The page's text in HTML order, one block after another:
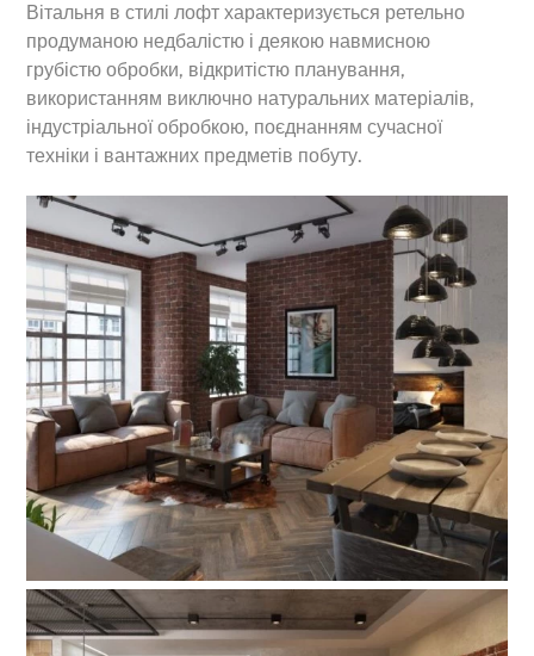
Вітальня в стилі лофт характеризується ретельно
продуманою недбалістю і деякою навмисною
грубістю обробки, відкритістю планування,
використанням виключно натуральних матеріалів,
індустріальної обробкою, поєднанням сучасної
техніки і вантажних предметів побуту.